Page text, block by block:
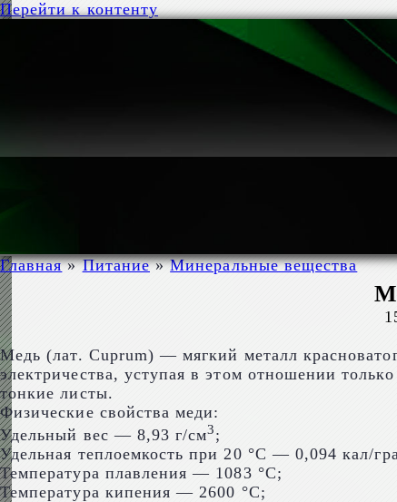
Перейти к контенту
Главная » Питание » Минеральные вещества
Медь (лат. Cuprum) — мягкий металл
электричества, уступая в этом отношении
тонкие листы.
Физические свойства меди:
Удельный вес — 8,93 г/cм3;
Удельная теплоемкость при 20 °C — 0,094 кал/
Температура плавления — 1083 °C;
Температура кипения — 2600 °C;